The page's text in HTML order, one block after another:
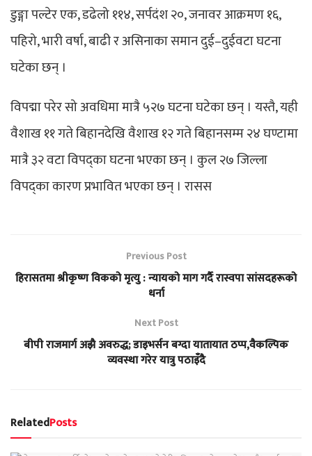
डुङ्गा पल्टेर एक, डढेलो ११४, सर्पदंश २०, जनावर आक्रमण १६,
पहिरो, भारी वर्षा, बाढी र असिनाका समान दुई–दुईवटा घटना
घटेका छन् ।
विपद्मा परेर सो अवधिमा मात्रै ५२७ घटना घटेका छन् । यस्तै, यही
वैशाख ११ गते बिहानदेखि वैशाख १२ गते बिहानसम्म २४ घण्टामा
मात्रै ३२ वटा विपद्का घटना भएका छन् । कुल २७ जिल्ला
विपद्का कारण प्रभावित भएका छन् । रासस
Previous Post
हिरासतमा श्रीकृष्ण विकको मृत्यु : न्यायको माग गर्दै रास्वपा सांसदहरूको
धर्ना
Next Post
बीपी राजमार्ग अझै अवरुद्ध; डाइभर्सन बग्दा यातायात ठप्प,वैकल्पिक
व्यवस्था गरेर यात्रु पठाइँदै
RelatedPosts